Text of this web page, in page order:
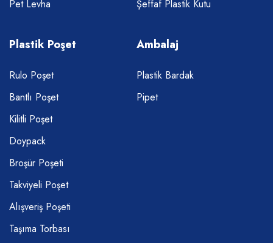
Pet Levha
Şeffaf Plastik Kutu
Plastik Poşet
Rulo Poşet
Bantlı Poşet
Kilitli Poşet
Doypack
Broşür Poşeti
Takviyeli Poşet
Alışveriş Poşeti
Taşıma Torbası
Ambalaj
Plastik Bardak
Pipet